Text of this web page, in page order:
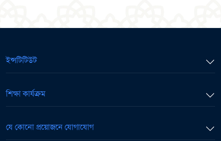
ইন্সটিটিউট
শিক্ষা কার্যক্রম
যে কোনো প্রয়োজনে যোগাযোগ